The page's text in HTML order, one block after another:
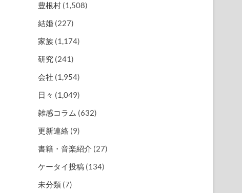
豊根村 (1,508)
結婚 (227)
家族 (1,174)
研究 (241)
会社 (1,954)
日々 (1,049)
雑感コラム (632)
更新連絡 (9)
書籍・音楽紹介 (27)
ケータイ投稿 (134)
未分類 (7)